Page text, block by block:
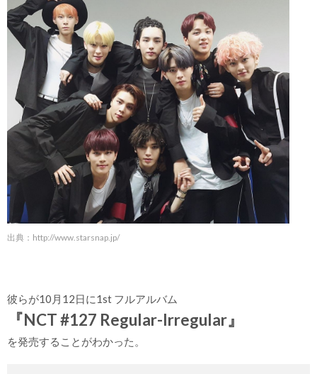
出典： http://www.starsnap.jp/
彼らが10月12日に1st フルアルバム
『NCT #127 Regular-Irregular』
を発売することがわかった。